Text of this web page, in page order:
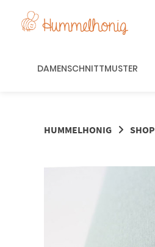
DAMENSCHNITTMUSTER
HUMMELHONIG SHOP